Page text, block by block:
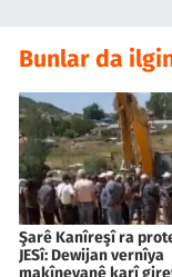
Bunlar da
Şarê Kanîreşî ra
JESî: Dewijan vernîya